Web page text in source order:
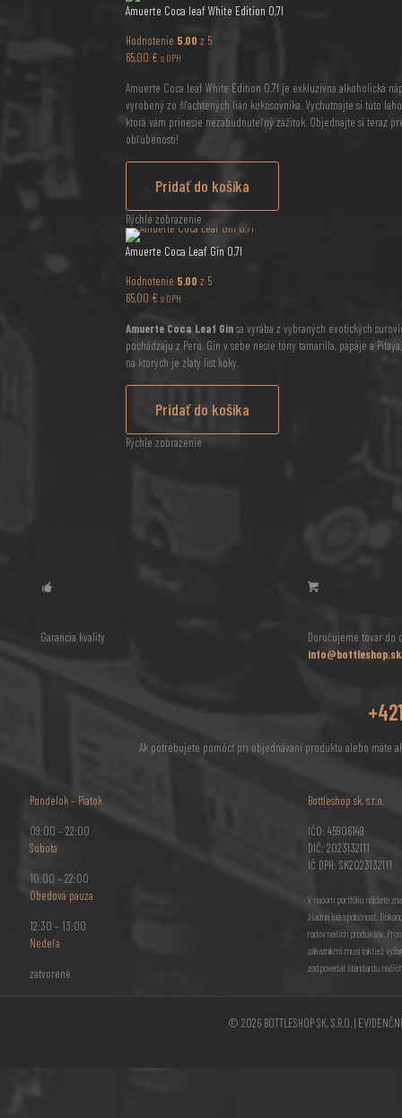
Amuerte Coca leaf White Edition 0,7l
Hodnotenie 5.00 z 5
65,00 € s DPH
Amuerte Coca leaf White Edition 0,7l je exkluzívna alkoholická
vyrobený zo šľachtených lián kokosovníka. Vychutnajte si túto
ktorá vám prinesie nezabudnuteľný zážitok. Objednajte si teraz
obľúbenosti!
Pridať do košíka
Rýchle zobrazenie
Amuerte Coca Leaf Gin 0,7l
Hodnotenie 5.00 z 5
65,00 € s DPH
Amuerte Coca Leaf Ginsa vyrába z vybraných exotických
pochádzajú z Peru. Gin v sebe nesie tóny tamarilla, papáje a
na ktorých je zlatý list koky.
Pridať do košíka
Rýchle zobrazenie
Garancia kvality
Doručujeme tovar do
info@bottleshop.sk
Ak potrebujete pomôcť pri objednávaní produktu alebo máte
Pondelok – Piatok
09:00 – 22:00
Sobota
10:00 – 22:00
Obedová pauza
12:30 – 13:00
Nedeľa
zatvorené
Bottleshop sk, s.r.o.
IČO: 45906149
DIČ: 2023132111
IČ DPH: SK2023132111
V našom portfóliu nájdete
žiadna iná spoločnosť.
radov našich produktov.
zákazníkmi musí taktiež
zodpovedať štandardu
© 2026 BOTTLESHOP SK, S.R.O. |